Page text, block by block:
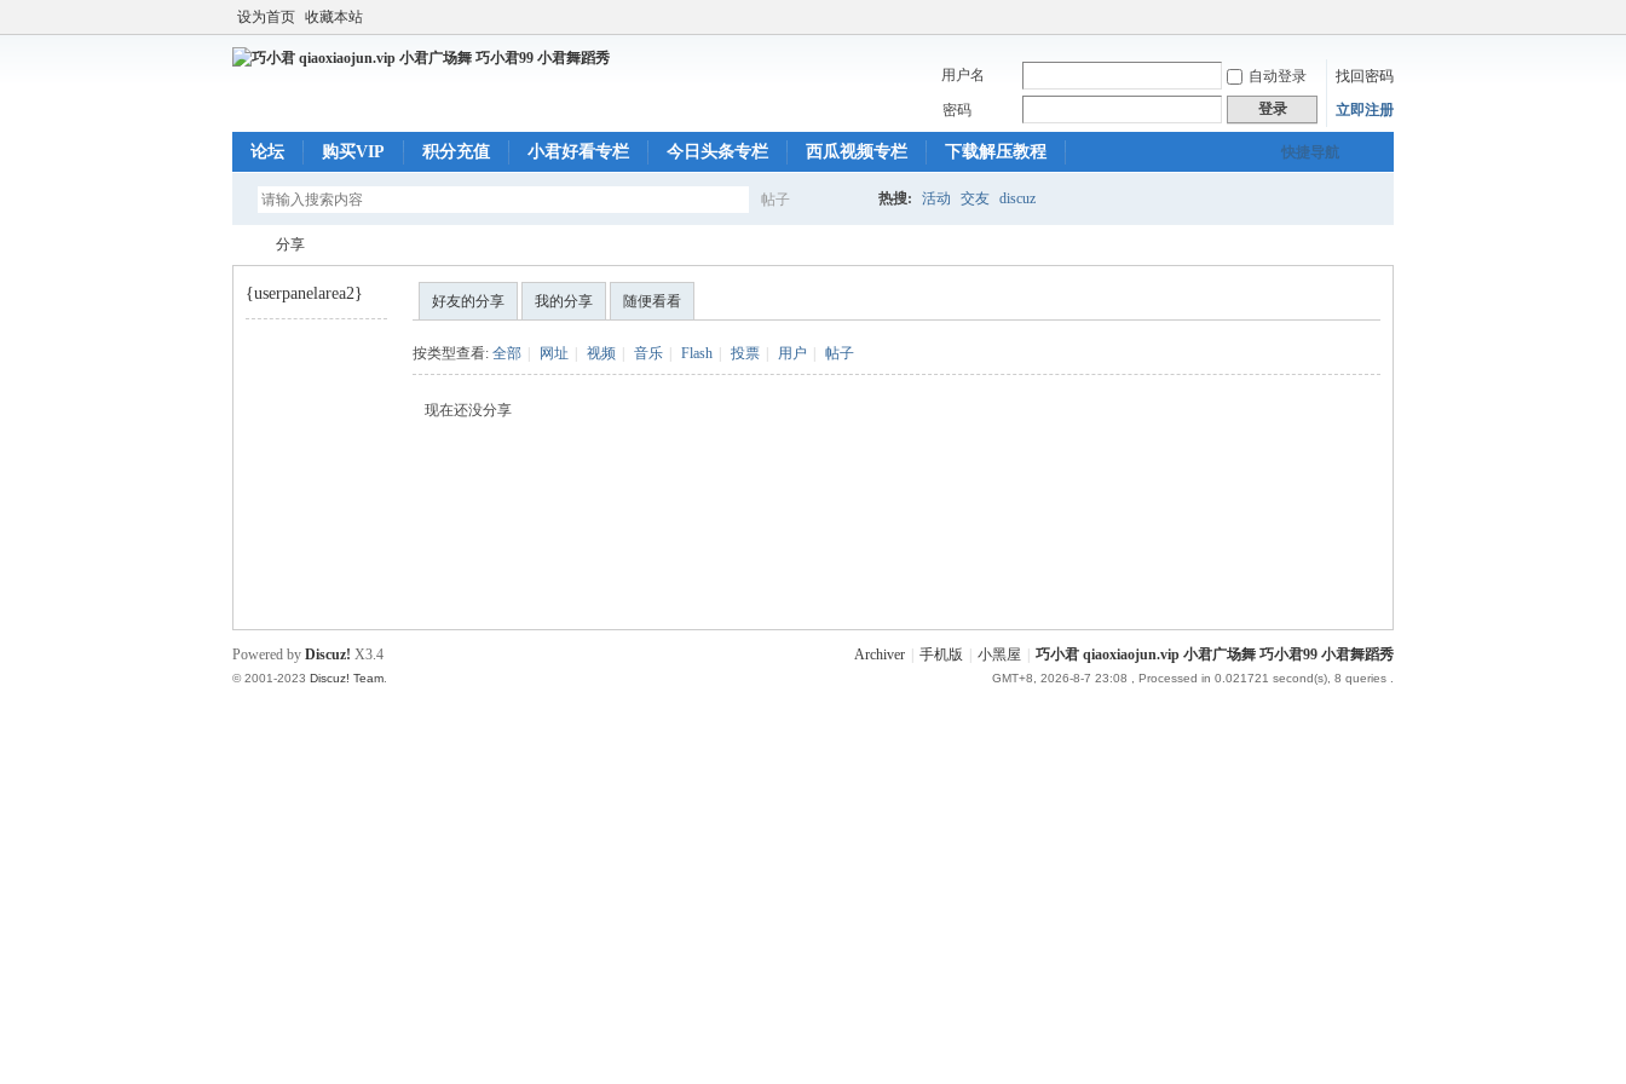
设为首页 收藏本站
用户名 自动登录
找回密码
密码
登录 立即注册
快捷导航
论坛 购买VIP 积分充值 小君好看专栏 今日头条专栏 西瓜视频专栏 下载解压教程
帖子 热搜: 活动 交友 discuz
分享
{userpanelarea2} 好友的分享 我的分享 随便看看
按类型查看: 全部 网址 视频 音乐 Flash 投票 用户 帖子
现在还没分享
Archiver 手机版 小黑屋 巧小君 qiaoxiaojun.vip 小君广场舞 巧小君99 小君舞蹈秀
GMT+8, 2026-8-7 23:08 , Processed in 0.021721 second(s), 8 queries .
Powered by Discuz! X3.4
© 2001-2023 Discuz! Team